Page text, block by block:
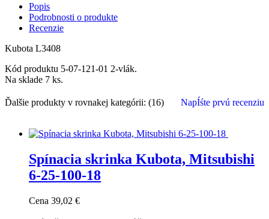
Popis
Podrobnosti o produkte
Recenzie
Kubota L3408
Kód produktu 5-07-121-01 2-vlák.
Na sklade 7 ks.
NapÍśte prvú recenziu
Ďalšie produkty v rovnakej kategórii: (16)
Spínacia skrinka Kubota, Mitsubishi
6-25-100-18
Cena 39,02 €